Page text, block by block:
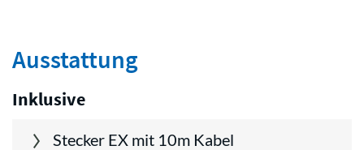
Ausstattung
Inklusive
Stecker EX mit 10m Kabel